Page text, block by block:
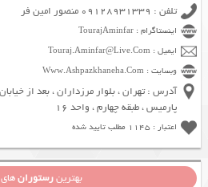
تلفن : 09128931339 منصور امین فر
اینستاگرام : TourajAminfar
ایمیل : Touraj.Aminfar@Live.Com
وبسایت : Www.Ashpazkhaneha.Com
پارمیس ، طبقه چهارم ، واحد 16
اعتبار : 1145 مطلب تایید شده
بهترینرستوران